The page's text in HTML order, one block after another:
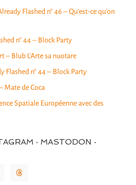
Flashed n° 46 – Qu’est-ce qu’on
n° 44 – Block Party
– Blub L’Arte sa nuotare
Flashed n° 44 – Block Party
Mate de Coca
Spatiale Européenne avec des
· MASTODON ·